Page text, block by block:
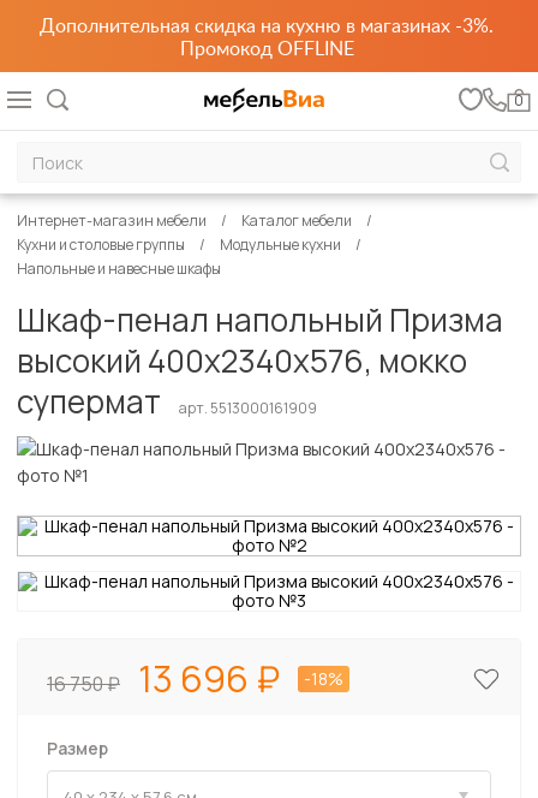
Дополнительная скидка на кухню в магазинах -3%.
Промокод OFFLINE
0
Интернет-магазин мебели
Каталог мебели
Кухни и столовые группы
Модульные кухни
Напольные и навесные шкафы
Шкаф-пенал напольный Призма
высокий 400х2340х576, мокко
супермат
арт. 5513000161909
16 750 13 696 -18%
Размер